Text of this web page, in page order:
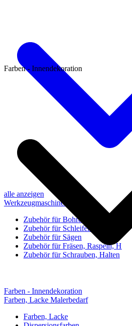
alle anzeigen
Werkzeugmaschinen-Zubehör
Zubehör für Bohren, Bohrhilfen
Zubehör für Schleifen, Poliere
Zubehör für Sägen
Zubehör für Fräsen, Raspeln, H
Zubehör für Schrauben, Halten
Farben - Innendekoration
Farben - Innendekoration
Farben, Lacke Malerbedarf
Farben, Lacke